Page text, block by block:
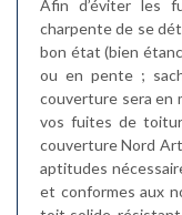
Afin d’éviter les
charpente de se
bon état (bien
ou en pente ;
couverture sera en
vos fuites de
couverture Nord
aptitudes
et conformes aux